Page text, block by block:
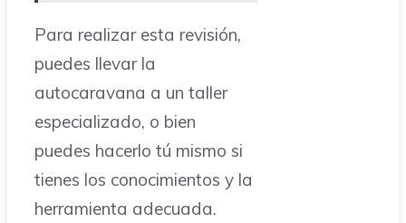
Para realizar esta revisión,
puedes llevar la
autocaravana a un taller
especializado, o bien
puedes hacerlo tú mismo si
tienes los conocimientos y la
herramienta adecuada.